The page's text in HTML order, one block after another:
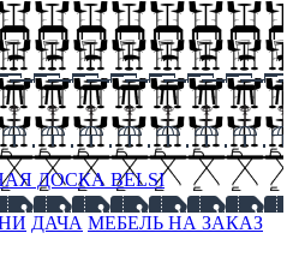
ДОСКА BELSI
ДАЧА МЕБЕЛЬ НА ЗАКАЗ